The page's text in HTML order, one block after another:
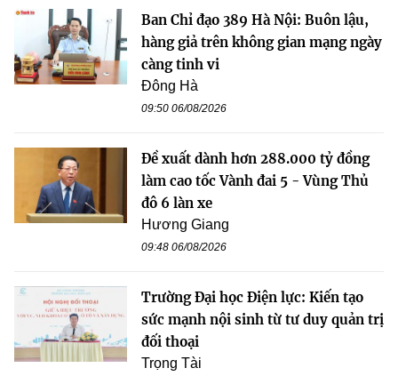
Ban Chỉ đạo 389 Hà Nội: Buôn lậu,
hàng giả trên không gian mạng ngày
càng tinh vi
Đông Hà
09:50 06/08/2026
Đề xuất dành hơn 288.000 tỷ đồng
làm cao tốc Vành đai 5 - Vùng Thủ
đô 6 làn xe
Hương Giang
09:48 06/08/2026
Trường Đại học Điện lực: Kiến tạo
sức mạnh nội sinh từ tư duy quản trị
đối thoại
Trọng Tài